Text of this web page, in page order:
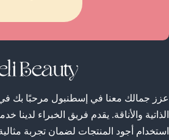
عزز جمالك معنا في إسطنبول مرحبًا بك في
الذاتية والأناقة. يقدم فريق الخبراء
استخدام أجود المنتجات لضمان تجربة